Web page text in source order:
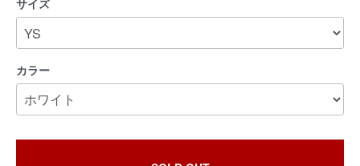
サイズ
カラー